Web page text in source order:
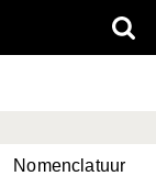
Nomenclatuur